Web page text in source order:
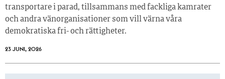
transportare i parad, tillsammans med fackliga kamrater
och andra vänorganisationer som vill värna våra
demokratiska fri- och rättigheter.
23 JUNI, 2026